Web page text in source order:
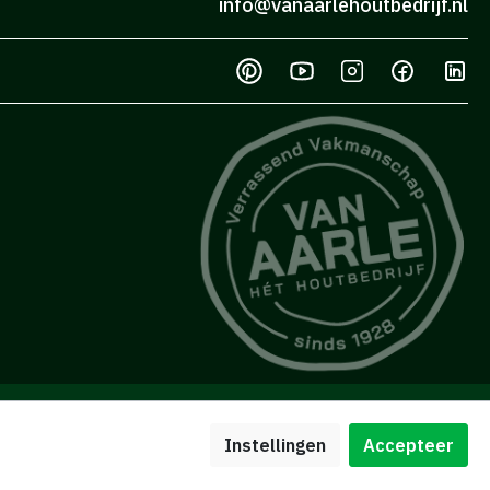
Disclaimer
Instellingen Accepteer